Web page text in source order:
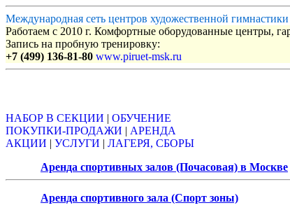
Международная сеть центров художественной
Работаем с 2010 г. Комфортные оборудованные центры,
Запись на пробную тренировку:
+7 (499) 136-81-80 www.piruet-msk.ru
НАБОР В СЕКЦИИ | ОБУЧЕНИЕ
ПОКУПКИ-ПРОДАЖИ | АРЕНДА
АКЦИИ | УСЛУГИ | ЛАГЕРЯ, СБОРЫ
Аренда спортивных залов (Почасовая) в Москве
Аренда спортивного зала (Спорт зоны)